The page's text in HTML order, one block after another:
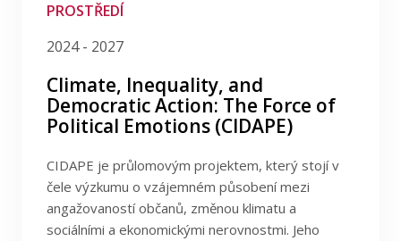
PROSTŘEDÍ
2024 - 2027
Climate, Inequality, and
Democratic Action: The Force of
Political Emotions (CIDAPE)
CIDAPE je průlomovým projektem, který stojí v
čele výzkumu o vzájemném působení mezi
angažovaností občanů, změnou klimatu a
sociálními a ekonomickými nerovnostmi. Jeho